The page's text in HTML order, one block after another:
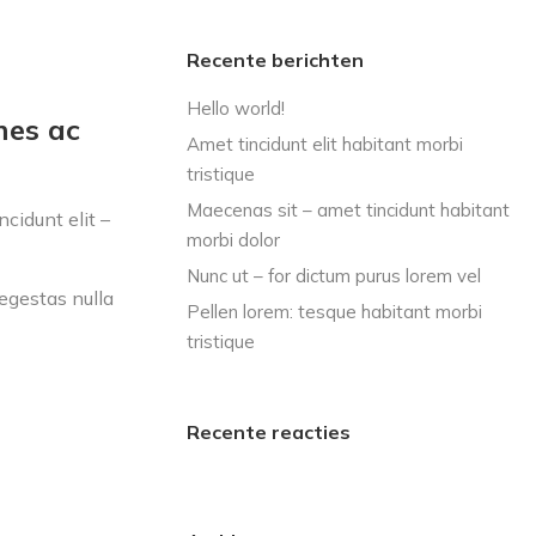
ac
elit –
nulla
Recente berichten
Hello world!
Amet tincidunt elit habitant morbi
tristique
Maecenas sit – amet tincidunt habitant
morbi dolor
Nunc ut – for dictum purus lorem vel
Pellen lorem: tesque habitant morbi
tristique
Recente reacties